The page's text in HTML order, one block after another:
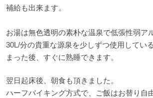
補給も出来ます。
お湯は無色透明の素朴な温泉で低張性弱ア
30L/分の貴重な源泉を少しずつ使用してい
まった後、すぐに熟睡できます。
翌日起床後、朝食も頂きました。
ハーフバイキング方式で、ご飯はお替り自